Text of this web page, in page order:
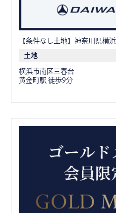
【条件なし土地】神奈川県横
土地
横浜市南区三春台
黄金町駅 徒歩9分